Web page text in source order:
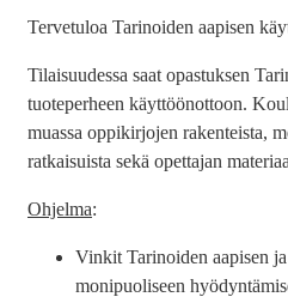
Tervetuloa Tarinoiden aapisen
Tilaisuudessa saat opastuksen
tuoteperheen käyttöönottoon.
muassa oppikirjojen rakenteista,
ratkaisuista sekä opettajan
Ohjelma:
Vinkit Tarinoiden aapisen
monipuoliseen